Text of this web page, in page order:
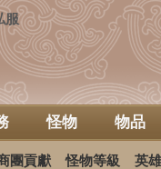
服
怪物 物品
團貢獻 怪物等級 英